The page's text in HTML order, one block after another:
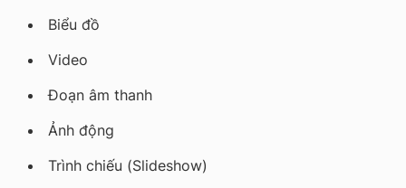
Biểu đồ
Video
Đoạn âm thanh
Ảnh động
Trình chiếu (Slideshow)